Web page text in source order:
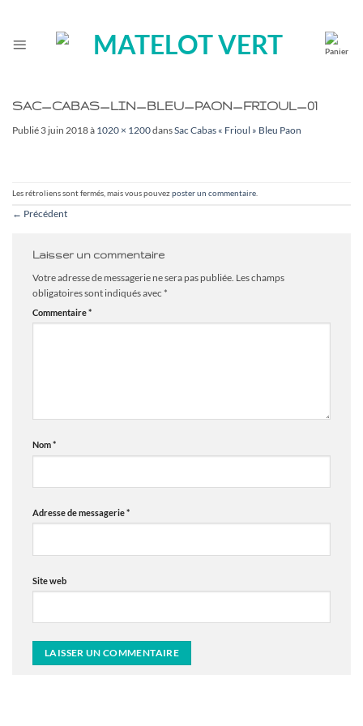
contenu
SAC_CABAS_LIN_BLEU_PAON_FRIOUL_01
Publié 3 juin 2018à 1020 × 1200dansSac Cabas « Frioul » Bleu Paon
Les rétroliens sont fermés, mais vous pouvezposter un commentaire
← Précédent
Laisser un commentaire
Votre adresse de messagerie ne sera pas publiée. Les champs
obligatoires sont indiqués avec *
Commentaire*
Nom*
Adresse de messagerie*
Site web